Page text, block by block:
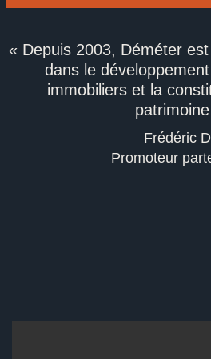
« Depuis 2003, Déméter
dans le
immobiliers et la
Frédéric
Promoteur